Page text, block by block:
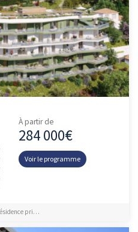
À partir de
284 000€
Voir le programme
principale / PTZ